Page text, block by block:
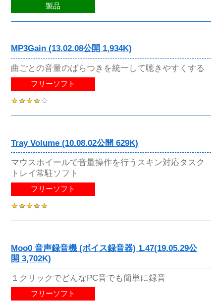
製品
MP3Gain (13.02.08公開 1,934K)
曲ごとの音量のばらつきを統一して聴きやすくする
フリーソフト
Tray Volume (10.08.02公開 629K)
マウスホイールで音量操作を行うスキン対応タスク
トレイ常駐ソフト
フリーソフト
Moo0 音声録音機 (ボイス録音器) 1.47(19.05.29公
開 3,702K)
１クリックでどんなPC音でも簡単に録音
フリーソフト